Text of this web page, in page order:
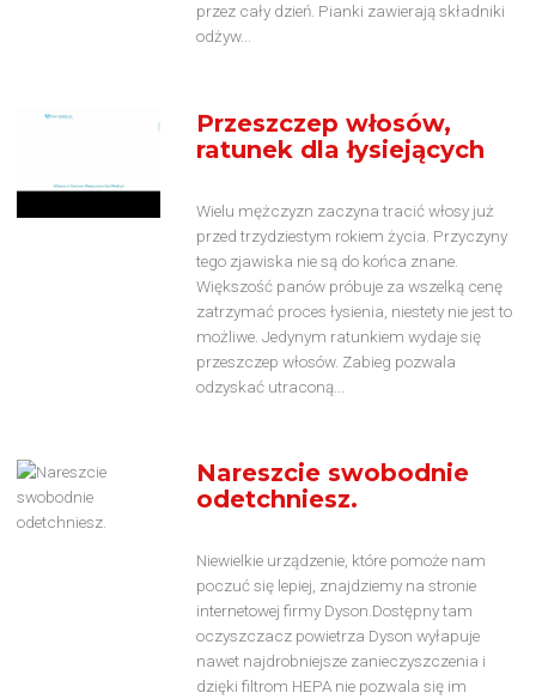
przez cały dzień. Pianki zawierają składniki
odżyw...
Przeszczep włosów,
ratunek dla łysiejących
Wielu mężczyzn zaczyna tracić włosy już
przed trzydziestym rokiem życia. Przyczyny
tego zjawiska nie są do końca znane.
Większość panów próbuje za wszelką cenę
zatrzymać proces łysienia, niestety nie jest to
możliwe. Jedynym ratunkiem wydaje się
przeszczep włosów. Zabieg pozwala
odzyskać utraconą...
Nareszcie swobodnie
odetchniesz.
Niewielkie urządzenie, które pomoże nam
poczuć się lepiej, znajdziemy na stronie
internetowej firmy Dyson.Dostępny tam
oczyszczacz powietrza Dyson wyłapuje
nawet najdrobniejsze zanieczyszczenia i
dzięki filtrom HEPA nie pozwala się im